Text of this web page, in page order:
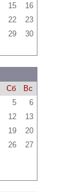
15
16
22
23
29
30
Сб
Вс
5
6
12
13
19
20
26
27